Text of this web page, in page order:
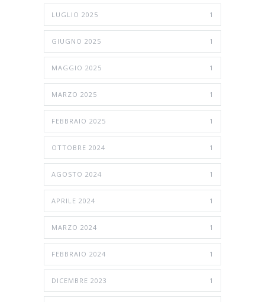
LUGLIO 2025 1
GIUGNO 2025 1
MAGGIO 2025 1
MARZO 2025 1
FEBBRAIO 2025 1
OTTOBRE 2024 1
AGOSTO 2024 1
APRILE 2024 1
MARZO 2024 1
FEBBRAIO 2024 1
DICEMBRE 2023 1